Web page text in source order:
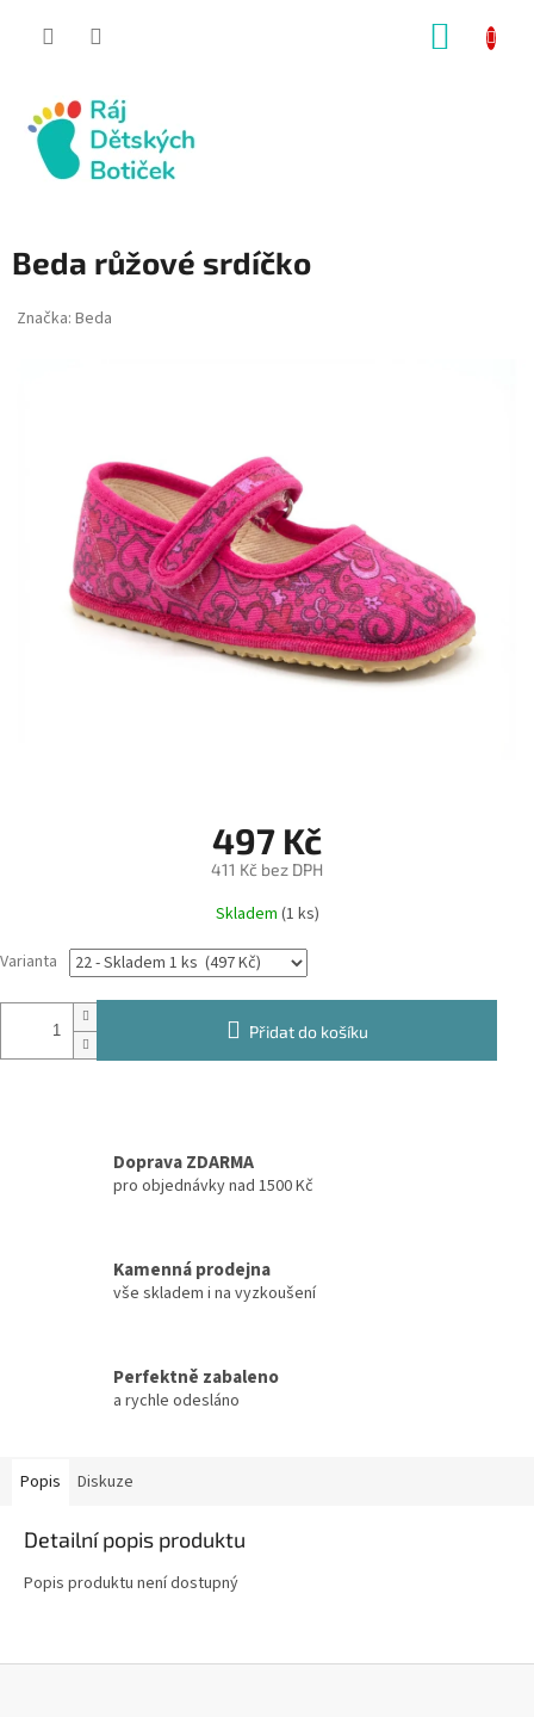
Beda růžové srdíčko
Značka: Beda
497 Kč
411 Kč bez DPH
Měrná
cena:
Skladem (1 ks)
Varianta
Přidat do košíku
Doprava ZDARMA
pro objednávky nad 1500 Kč
Kamenná prodejna
vše skladem i na vyzkoušení
Perfektně zabaleno
a rychle odesláno
Popis Diskuze
Detailní popis produktu
Popis produktu není dostupný